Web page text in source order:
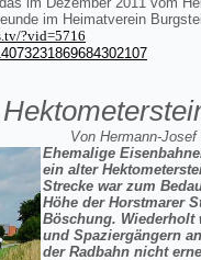
im Heimatverein
?vid=5716
Von Hermann-Josef
Ehemalige
ein alter
Strecke war zum
Höhe der Horstmarer
Böschung. Wiederholt
und Spaziergängern
der Radbahn nicht